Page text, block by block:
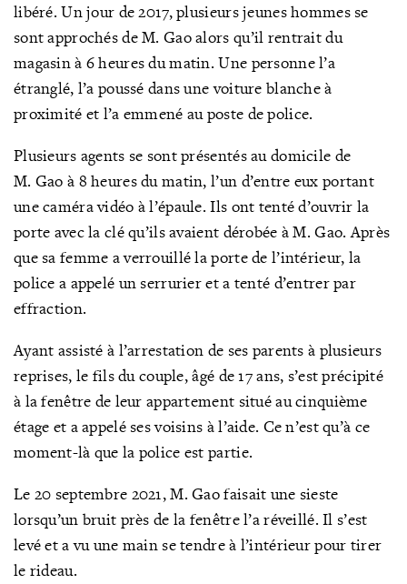
libéré. Un jour de 2017, plusieurs jeunes hommes se
sont approchés de M. Gao alors qu’il rentrait du
magasin à 6 heures du matin. Une personne l’a
étranglé, l’a poussé dans une voiture blanche à
proximité et l’a emmené au poste de police.
Plusieurs agents se sont présentés au domicile de
M. Gao à 8 heures du matin, l’un d’entre eux portant
une caméra vidéo à l’épaule. Ils ont tenté d’ouvrir la
porte avec la clé qu’ils avaient dérobée à M. Gao. Après
que sa femme a verrouillé la porte de l’intérieur, la
police a appelé un serrurier et a tenté d’entrer par
effraction.
Ayant assisté à l’arrestation de ses parents à plusieurs
reprises, le fils du couple, âgé de 17 ans, s’est précipité
à la fenêtre de leur appartement situé au cinquième
étage et a appelé ses voisins à l’aide. Ce n’est qu’à ce
moment-là que la police est partie.
Le 20 septembre 2021, M. Gao faisait une sieste
lorsqu’un bruit près de la fenêtre l’a réveillé. Il s’est
levé et a vu une main se tendre à l’intérieur pour tirer
le rideau.